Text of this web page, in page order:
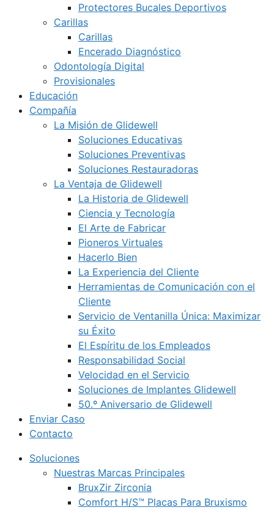
Protectores Bucales Deportivos
Carillas
Carillas
Encerado Diagnóstico
Odontología Digital
Provisionales
Educación
Compañía
La Misión de Glidewell
Soluciones Educativas
Soluciones Preventivas
Soluciones Restauradoras
La Ventaja de Glidewell
La Historia de Glidewell
Ciencia y Tecnología
El Arte de Fabricar
Pioneros Virtuales
Hacerlo Bien
La Experiencia del Cliente
Herramientas de Comunicación con el
Cliente
Servicio de Ventanilla Única: Maximizar
su Éxito
El Espíritu de los Empleados
Responsabilidad Social
Velocidad en el Servicio
Soluciones de Implantes Glidewell
50.º Aniversario de Glidewell
Enviar Caso
Contacto
Soluciones
Nuestras Marcas Principales
BruxZir Zirconia
Comfort H/S™ Placas Para Bruxismo